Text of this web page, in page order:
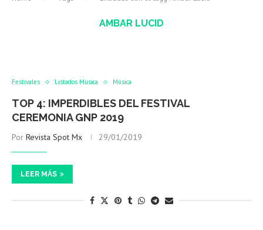
AMBAR LUCID
Festivales Listados Música Música
TOP 4: IMPERDIBLES DEL FESTIVAL
CEREMONIA GNP 2019
Por Revista Spot Mx 29/01/2019
LEER MÁS